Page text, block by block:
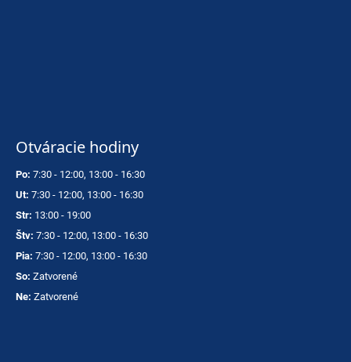
VOLKL
SL
12
WORLDCUP
369
€
Otváracie hodiny
Po: 7:30 - 12:00, 13:00 - 16:30
Ut: 7:30 - 12:00, 13:00 - 16:30
Str: 13:00 - 19:00
Štv: 7:30 - 12:00, 13:00 - 16:30
Pia: 7:30 - 12:00, 13:00 - 16:30
So: Zatvorené
Ne: Zatvorené